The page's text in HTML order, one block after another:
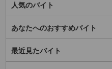
人気のバイト
あなたへのおすすめバイト
最近見たバイト